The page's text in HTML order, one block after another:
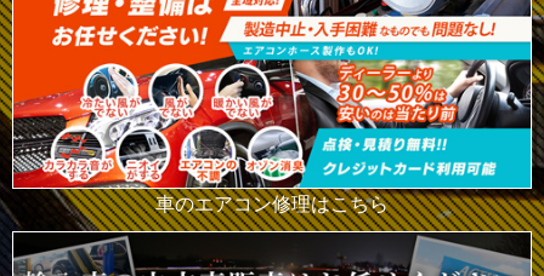
車のエアコン修理はこちら